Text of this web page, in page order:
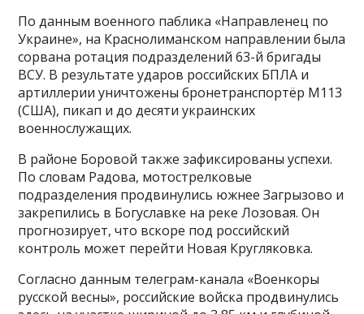
По данным военного паблика «Направленец по
Украине», на Краснолиманском направлении была
сорвана ротация подразделений 63-й бригады
ВСУ. В результате ударов российских БПЛА и
артиллерии уничтожены бронетранспортёр M113
(США), пикап и до десяти украинских
военнослужащих.
В районе Боровой также зафиксированы успехи.
По словам Радова, мотострелковые
подразделения продвинулись южнее Загрызово и
закрепились в Богуславке на реке Лозовая. Он
прогнозирует, что вскоре под российский
контроль может перейти Новая Кругляковка.
Согласно данным телеграм-канала «Военкоры
русской весны», российские войска продвинулись